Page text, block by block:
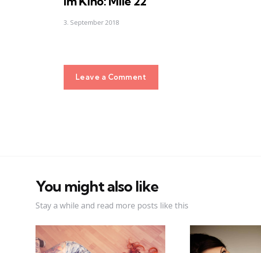
3. September 2018
Leave a Comment
You might also like
Stay a while and read more posts like this